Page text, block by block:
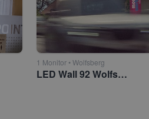
1 Monitor • Wolfsberg
LED Wall 92 Wolfsberg Nord